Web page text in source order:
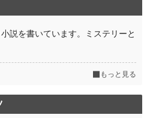
説を書いています。ミステリーと
もっと見る